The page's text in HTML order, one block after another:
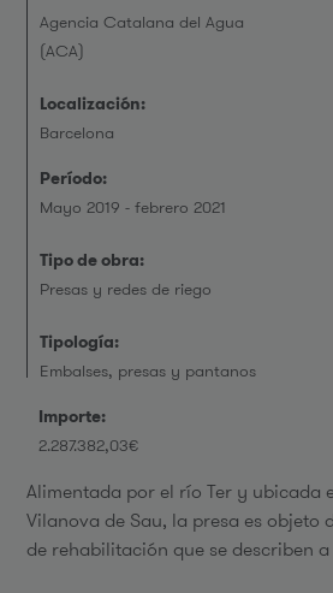
Agencia Catalana del Agua
(ACA)
Localización:
Barcelona
Período:
Mayo 2019 - febrero 2021
Tipo de obra:
Presas y redes de riego
Tipología:
Embalses, presas y pantanos
Importe:
2.287.382,03€
Alimentada por el río Ter y ubicada
Vilanova de Sau, la presa es objeto
de rehabilitación que se describen